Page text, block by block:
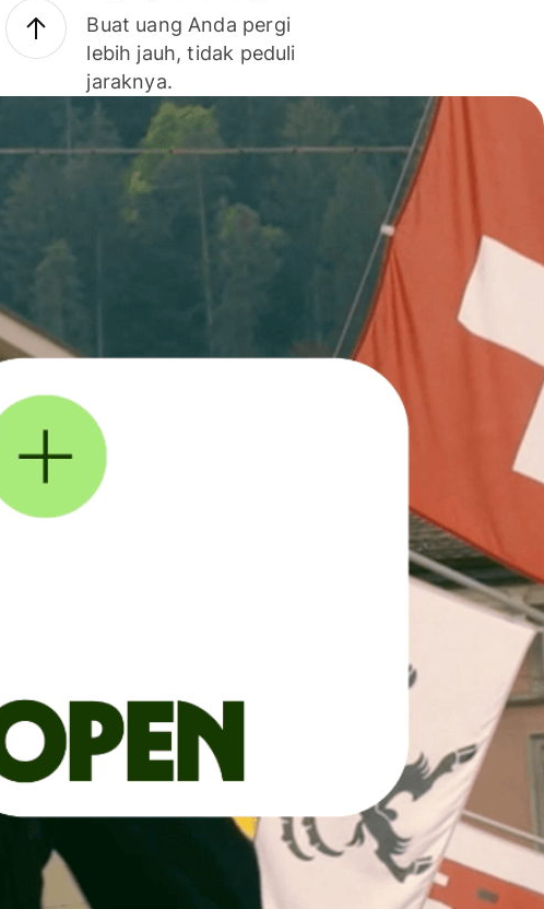
Buat uang Anda pergi
lebih jauh, tidak peduli
jaraknya.